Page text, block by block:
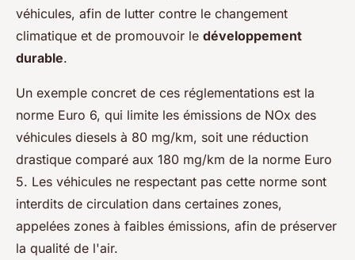
véhicules, afin de lutter contre le changement
climatique et de promouvoir le développement
durable.
Un exemple concret de ces réglementations est la
norme Euro 6, qui limite les émissions de NOx des
véhicules diesels à 80 mg/km, soit une réduction
drastique comparé aux 180 mg/km de la norme Euro
5. Les véhicules ne respectant pas cette norme sont
interdits de circulation dans certaines zones,
appelées zones à faibles émissions, afin de préserver
la qualité de l'air.